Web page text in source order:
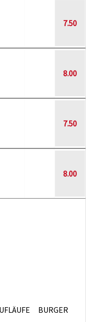
7.50
8.00
7.50
8.00
BURGER